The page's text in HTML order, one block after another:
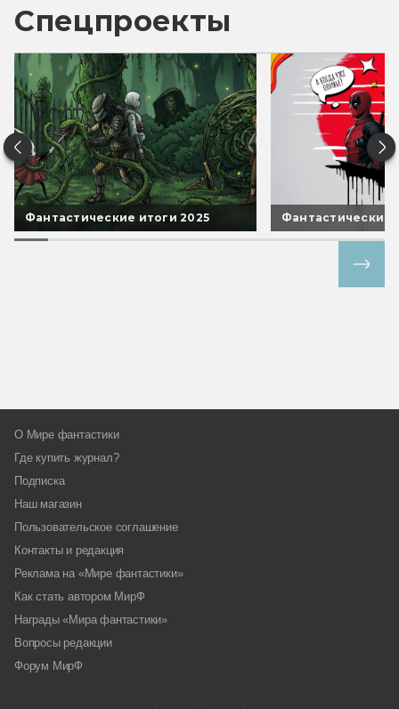
Спецпроекты
Фантастические итоги 2025 Фантастические
О Мире фантастики
Где купить журнал?
Подписка
Наш магазин
Пользовательское соглашение
Контакты и редакция
Реклама на «Мире фантастики»
Как стать автором МирФ
Награды «Мира фантастики»
Вопросы редакции
Форум МирФ